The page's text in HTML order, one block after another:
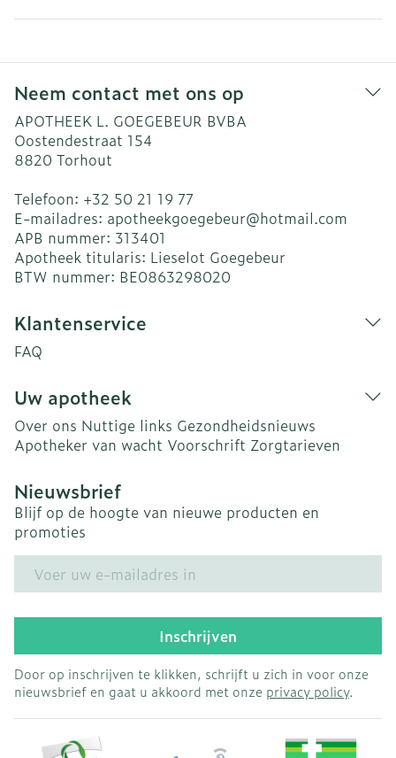
Neem contact met ons op
APOTHEEK L. GOEGEBEUR BVBA
Oostendestraat 154
8820 Torhout
Telefoon: +32 50 21 19 77
E-mailadres: apotheekgoegebeur@hotmail.com
APB nummer: 313401
Apotheek titularis: Lieselot Goegebeur
BTW nummer: BE0863298020
Klantenservice
FAQ
Uw apotheek
Over ons Nuttige links Gezondheidsnieuws
Apotheker van wacht Voorschrift Zorgtarieven
Nieuwsbrief
Blijf op de hoogte van nieuwe producten en
promoties
Inschrijven
Door op inschrijven te klikken, schrijft u zich in voor onze
nieuwsbrief en gaat u akkoord met onze privacy policy.